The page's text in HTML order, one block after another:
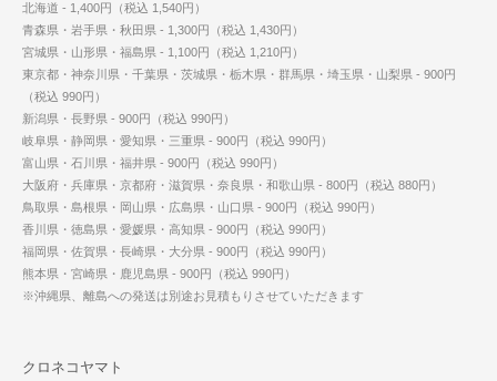
北海道 - 1,400円（税込 1,540円）
青森県・岩手県・秋田県 - 1,300円（税込 1,430円）
宮城県・山形県・福島県 - 1,100円（税込 1,210円）
東京都・神奈川県・千葉県・茨城県・栃木県・群馬県・埼玉県・山梨県 - 900円
（税込 990円）
新潟県・長野県 - 900円（税込 990円）
岐阜県・静岡県・愛知県・三重県 - 900円（税込 990円）
富山県・石川県・福井県 - 900円（税込 990円）
大阪府・兵庫県・京都府・滋賀県・奈良県・和歌山県 - 800円（税込 880円）
鳥取県・島根県・岡山県・広島県・山口県 - 900円（税込 990円）
香川県・徳島県・愛媛県・高知県 - 900円（税込 990円）
福岡県・佐賀県・長崎県・大分県 - 900円（税込 990円）
熊本県・宮崎県・鹿児島県 - 900円（税込 990円）
※沖縄県、離島への発送は別途お見積もりさせていただきます
クロネコヤマト